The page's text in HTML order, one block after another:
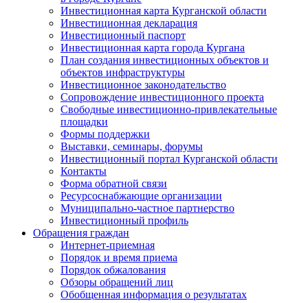
Инвестиционная карта Курганской области
Инвестиционная декларация
Инвестиционный паспорт
Инвестиционная карта города Кургана
План создания инвестиционных объектов и
объектов инфраструктуры
Инвестиционное законодательство
Сопровождение инвестиционного проекта
Свободные инвестиционно-привлекательные
площадки
Формы поддержки
Выставки, семинары, форумы
Инвестиционный портал Курганской области
Контакты
Форма обратной связи
Ресурсоснабжающие организации
Муниципально-частное партнерство
Инвестиционный профиль
Обращения граждан
Интернет-приемная
Порядок и время приема
Порядок обжалования
Обзоры обращений лиц
Обобщенная информация о результатах